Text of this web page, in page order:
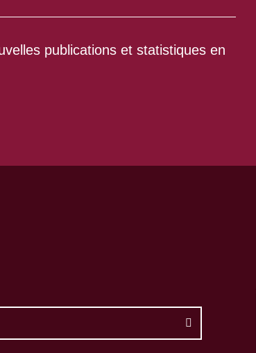
publications et statistiques en